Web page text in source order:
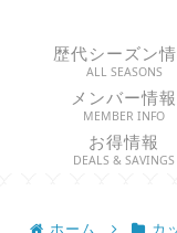
歴代シーズン
ALL SEASONS
メンバー情報
MEMBER INFO
お得情報
DEALS & SAVINGS
ホーム カ